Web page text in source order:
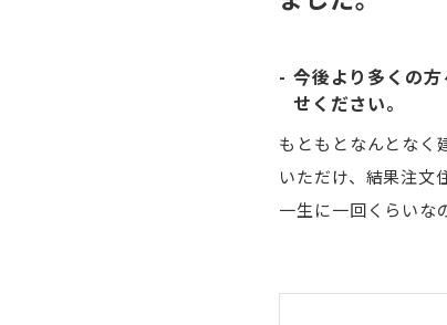
今後より多くの
せください。
もともとなんとなく
いただけ、結果注文
一生に一回くらいな